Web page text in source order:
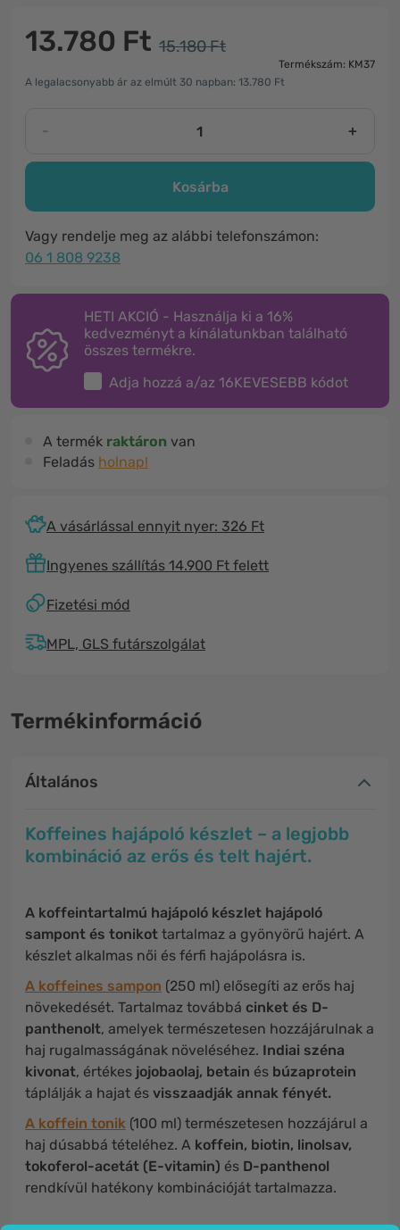
13.780 Ft 15.180 Ft
Termékszám: KM37
A legalacsonyabb ár az elmúlt 30 napban: 13.780 Ft
- +
Kosárba
Vagy rendelje meg az alábbi telefonszámon:
06 1 808 9238
HETI AKCIÓ - Használja ki a 16%
kedvezményt a kínálatunkban található
összes termékre.
Adja hozzá a/az 16KEVESEBB kódot
A termék raktáron van
Feladás holnap!
A vásárlással ennyit nyer: 326 Ft
Ingyenes szállítás 14.900 Ft felett
Fizetési mód
MPL, GLS futárszolgálat
Termékinformáció
Általános
Koffeines hajápoló készlet – a legjobb
kombináció az erős és telt hajért.
A koffeintartalmú hajápoló készlet hajápoló
sampont és tonikot tartalmaz a gyönyörű hajért. A
készlet alkalmas női és férfi hajápolásra is.
A koffeines sampon (250 ml) elősegíti az erős haj
növekedését. Tartalmaz továbbá cinket és D-
panthenolt, amelyek természetesen hozzájárulnak a
haj rugalmasságának növeléséhez. Indiai széna
kivonat, értékes jojobaolaj, betain és búzaprotein
táplálják a hajat és visszaadják annak fényét.
A koffein tonik (100 ml) természetesen hozzájárul a
haj dúsabbá tételéhez. A koffein, biotin, linolsav,
tokoferol-acetát (E-vitamin) és D-panthenol
rendkívül hatékony kombinációját tartalmazza.